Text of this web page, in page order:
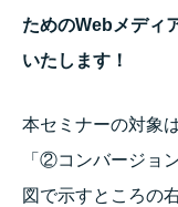
ためのWebメディ
いたします！
本セミナーの対象
「②コンバージョ
図で示すところの